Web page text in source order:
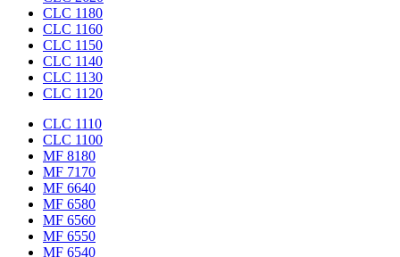
CLC 1180
CLC 1160
CLC 1150
CLC 1140
CLC 1130
CLC 1120
CLC 1110
CLC 1100
MF 8180
MF 7170
MF 6640
MF 6580
MF 6560
MF 6550
MF 6540